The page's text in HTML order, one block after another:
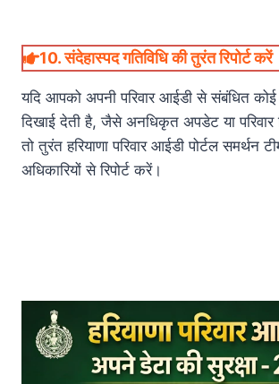
10.संदेहास्पद गतिविधि की तुरंत रिपोर्ट करें
यदि आपको अपनी परिवार आईडी से संबंधित कोई
दिखाई देती है, जैसे अनधिकृत अपडेट या परिवार
तो तुरंत हरियाणा परिवार आईडी पोर्टल समर्थन
अधिकारियों से रिपोर्ट करें।